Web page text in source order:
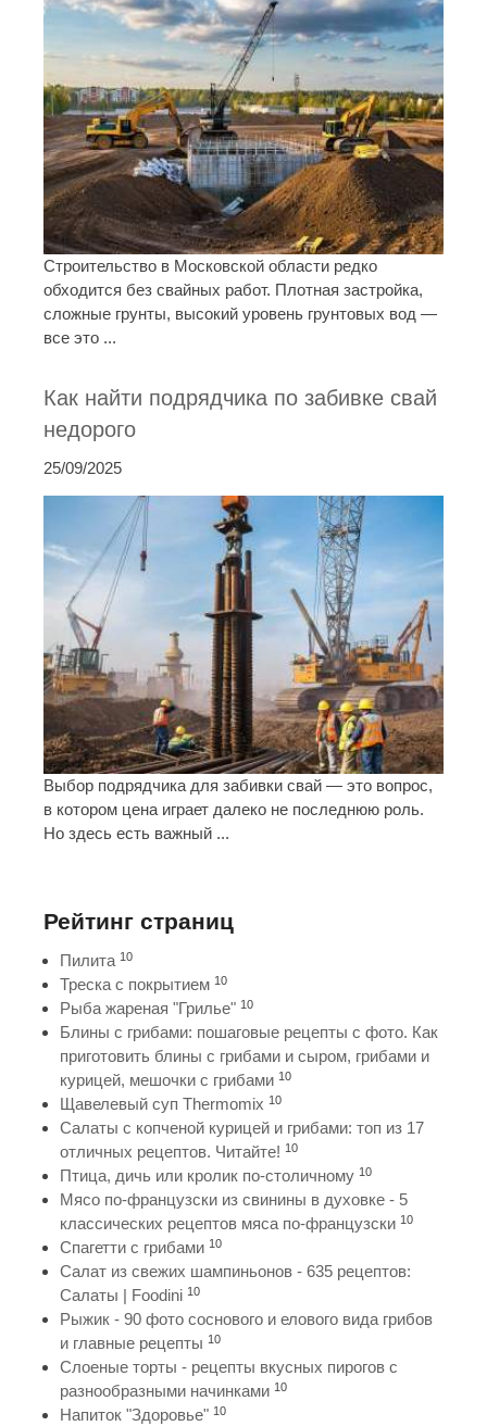
Строительство в Московской области редко
обходится без свайных работ. Плотная застройка,
сложные грунты, высокий уровень грунтовых вод —
все это ...
Как найти подрядчика по забивке свай
недорого
25/09/2025
Выбор подрядчика для забивки свай — это вопрос,
в котором цена играет далеко не последнюю роль.
Но здесь есть важный ...
Рейтинг страниц
Пилита 10
Треска с покрытием 10
Рыба жареная "Грилье" 10
Блины с грибами: пошаговые рецепты с фото. Как
приготовить блины с грибами и сыром, грибами и
курицей, мешочки с грибами 10
Щавелевый суп Thermomix 10
Салаты с копченой курицей и грибами: топ из 17
отличных рецептов. Читайте! 10
Птица, дичь или кролик по-столичному 10
Мясо по-французски из свинины в духовке - 5
классических рецептов мяса по-французски 10
Спагетти с грибами 10
Салат из свежих шампиньонов - 635 рецептов:
Салаты | Foodini 10
Рыжик - 90 фото соснового и елового вида грибов
и главные рецепты 10
Слоеные торты - рецепты вкусных пирогов с
разнообразными начинками 10
Напиток "Здоровье" 10